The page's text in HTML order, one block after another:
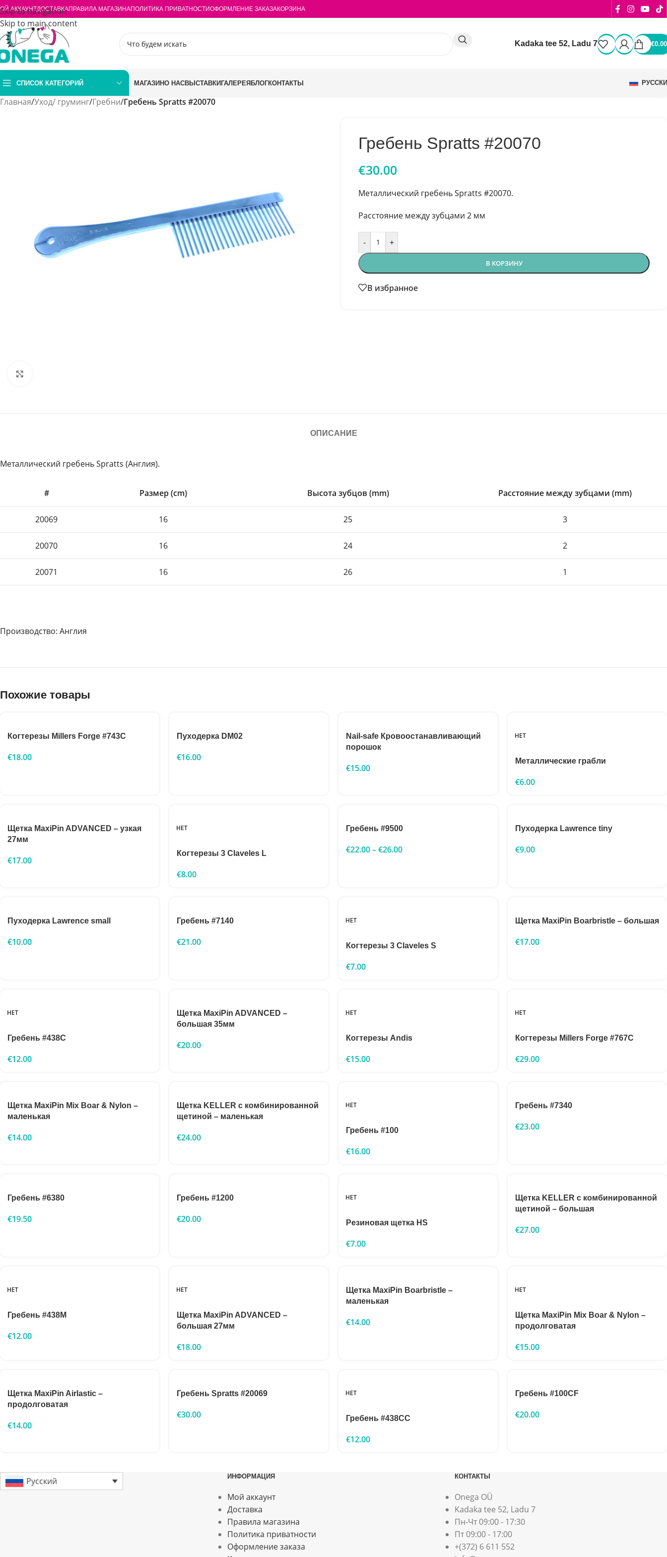
Skip to navigation
Skip to main content
АККАУНТДОСТАВКАПРАВИЛА МАГАЗИНАПОЛИТИКА ПРИВАТНОСТИОФОРМЛЕНИЕ ЗАКАЗАКОРЗИНА
Kadaka tee 52, Ladu 7 €0.00
СПИСОК КАТЕГОРИЙ МАГАЗИНО НАСВЫСТАВКИГАЛЕРЕЯБЛОГКОНТАКТЫ
Главная/Уход/ груминг/Гребни/Гребень Spratts #20070
Гребень Spratts #20070
€30.00
Металлический гребень Spratts #20070.
Расстояние между зубцами 2 мм
- +
В КОРЗИНУ
В избранное
ОПИСАНИЕ
Металлический гребень Spratts (Англия).
# Размер (cm) Высота зубцов (mm) Расстояние между зубцами (mm)
20069 16 25 3
20070 16 24 2
20071 16 26 1
Производство: Англия
Похожие товары
Когтерезы Millers Forge #743C
€18.00
Пуходерка DM02
€16.00
Nail-safe Кровоостанавливающий
порошок
€15.00
НЕТ
Металлические грабли
€6.00
Щетка MaxiPin ADVANCED – узкая
27мм
€17.00
НЕТ
Когтерезы 3 Claveles L
€8.00
Гребень #9500
€22.00–€26.00
Пуходерка Lawrence tiny
€9.00
Пуходерка Lawrence small
€10.00
Гребень #7140
€21.00
НЕТ
Когтерезы 3 Claveles S
€7.00
Щетка MaxiPin Boarbristle – большая
€17.00
НЕТ
Гребень #438C
€12.00
Щетка MaxiPin ADVANCED –
большая 35мм
€20.00
НЕТ
Когтерезы Andis
€15.00
НЕТ
Когтерезы Millers Forge #767C
€29.00
Щетка MaxiPin Mix Boar & Nylon –
маленькая
€14.00
Щетка KELLER с комбинированной
щетиной – маленькая
€24.00
НЕТ
Гребень #100
€16.00
Гребень #7340
€23.00
Гребень #6380
€19.50
Гребень #1200
€20.00
НЕТ
Резиновая щетка HS
€7.00
Щетка KELLER с комбинированной
щетиной – большая
€27.00
НЕТ
Гребень #438M
€12.00
НЕТ
Щетка MaxiPin ADVANCED –
большая 27мм
€18.00
Щетка MaxiPin Boarbristle –
маленькая
€14.00
НЕТ
Щетка MaxiPin Mix Boar & Nylon –
продолговатая
€15.00
Щетка MaxiPin Airlastic –
продолговатая
€14.00
Гребень Spratts #20069
€30.00
НЕТ
Гребень #438CC
€12.00
Гребень #100CF
€20.00
Русский ИНФОРМАЦИЯ
Мой аккаунт
Доставка
Правила магазина
Политика приватности
Оформление заказа
КОНТАКТЫ
Onega OÜ
Kadaka tee 52, Ladu 7
Пн-Чт 09:00 - 17:30
Пт 09:00 - 17:00
+(372) 6 611 552